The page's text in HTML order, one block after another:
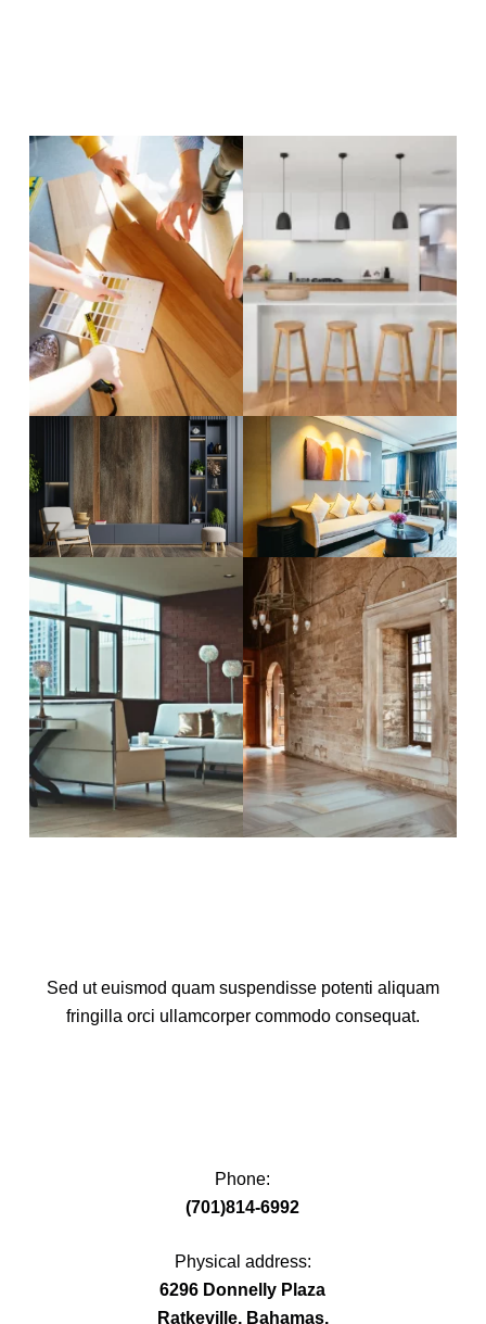
Sed ut euismod quam suspendisse potenti aliquam
fringilla orci ullamcorper commodo consequat.
Phone:
(701)814-6992
Physical address:
​6296 Donnelly Plaza
Ratkeville, ​Bahamas.